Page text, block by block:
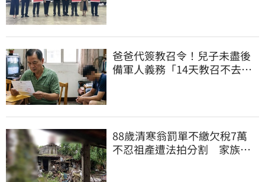
爸爸代簽教召令！兒子未盡後
備軍人義務「14天教召不去」
88歲清寒翁罰單不繳欠稅7萬
不忍祖產遭法拍分割 家族按